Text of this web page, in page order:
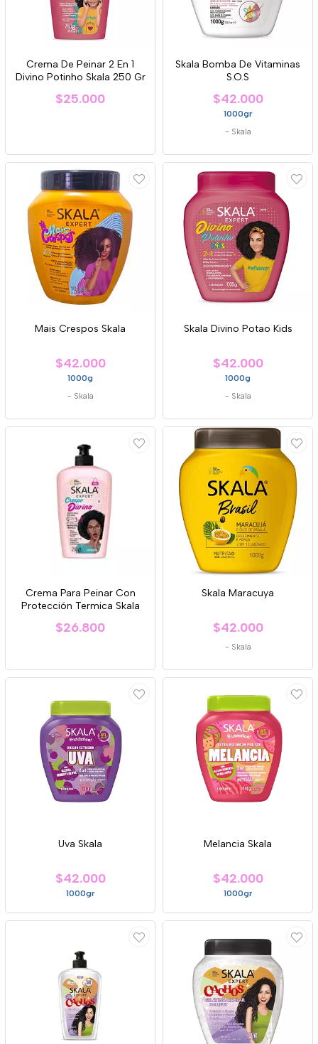
Crema De Peinar 2 En 1
Divino Potinho Skala 250 Gr
$25.000
Skala Bomba De Vitaminas
S.O.S
$42.000
1000gr
- Skala
Mais Crespos Skala
$42.000
1000g
- Skala
Skala Divino Potao Kids
$42.000
1000g
- Skala
Crema Para Peinar Con
Protección Termica Skala
$26.800
Skala Maracuya
$42.000
- Skala
Uva Skala
$42.000
1000gr
Melancia Skala
$42.000
1000gr